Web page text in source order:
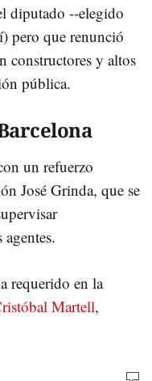
diputado --elegido
pero que renunció
constructores y altos
pública.
un refuerzo
José Grinda, que se
agentes.
requerido en la
Martell,